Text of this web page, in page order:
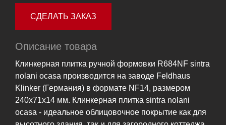
СДЕЛАТЬ ЗАКАЗ
Описание товара
Клинкерная плитка ручной формовки R684NF sintra
nolani ocasa производится на заводе Feldhaus
Klinker (Германия) в формате NF14, размером
240х71х14 мм. Клинкерная плитка sintra nolani
ocasa - идеальное облицовочное покрытие как для